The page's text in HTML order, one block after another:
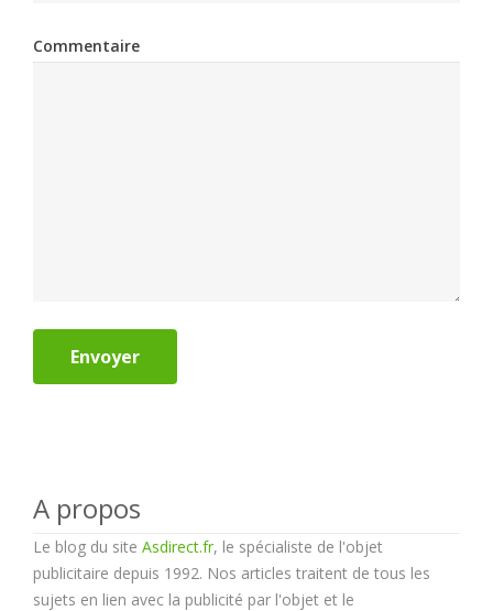
Commentaire
Envoyer
A propos
Le blog du site Asdirect.fr, le spécialiste de l'objet
publicitaire depuis 1992. Nos articles traitent de tous les
sujets en lien avec la publicité par l'objet et le